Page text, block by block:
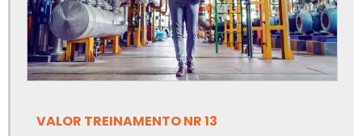
Empresa de projetos de adequação de máquinas nr12
Empresa de projetos de ancoragem e linha de vida
VALOR TREINAMENTO NR 13